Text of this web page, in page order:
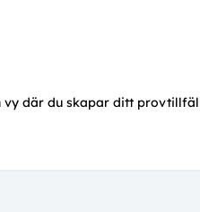
vy där du skapar ditt